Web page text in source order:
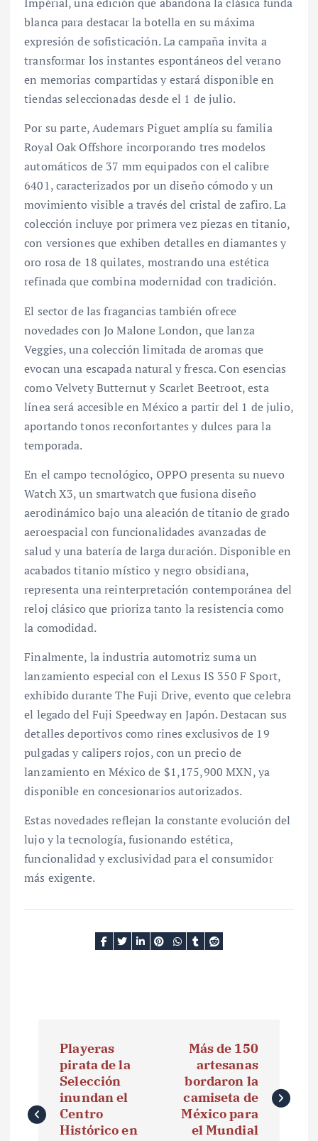
blanca para destacar la botella en su máxima
expresión de sofisticación. La campaña invita a
transformar los instantes espontáneos del verano
en memorias compartidas y estará disponible en
tiendas seleccionadas desde el 1 de julio.
Por su parte, Audemars Piguet amplía su familia
Royal Oak Offshore incorporando tres modelos
automáticos de 37 mm equipados con el calibre
6401, caracterizados por un diseño cómodo y un
movimiento visible a través del cristal de zafiro. La
colección incluye por primera vez piezas en titanio,
con versiones que exhiben detalles en diamantes y
oro rosa de 18 quilates, mostrando una estética
refinada que combina modernidad con tradición.
El sector de las fragancias también ofrece
novedades con Jo Malone London, que lanza
Veggies, una colección limitada de aromas que
evocan una escapada natural y fresca. Con esencias
como Velvety Butternut y Scarlet Beetroot, esta
línea será accesible en México a partir del 1 de julio,
aportando tonos reconfortantes y dulces para la
temporada.
En el campo tecnológico, OPPO presenta su nuevo
Watch X3, un smartwatch que fusiona diseño
aerodinámico bajo una aleación de titanio de grado
aeroespacial con funcionalidades avanzadas de
salud y una batería de larga duración. Disponible en
acabados titanio místico y negro obsidiana,
representa una reinterpretación contemporánea del
reloj clásico que prioriza tanto la resistencia como
la comodidad.
Finalmente, la industria automotriz suma un
lanzamiento especial con el Lexus IS 350 F Sport,
exhibido durante The Fuji Drive, evento que celebra
el legado del Fuji Speedway en Japón. Destacan sus
detalles deportivos como rines exclusivos de 19
pulgadas y calipers rojos, con un precio de
lanzamiento en México de $1,175,900 MXN, ya
disponible en concesionarios autorizados.
Estas novedades reflejan la constante evolución del
lujo y la tecnología, fusionando estética,
funcionalidad y exclusividad para el consumidor
más exigente.
e
Playeras
pirata de la
Selección
inundan el
Centro
Histórico en
Más de 150
artesanas
bordaron la
camiseta de
México para
el Mundial